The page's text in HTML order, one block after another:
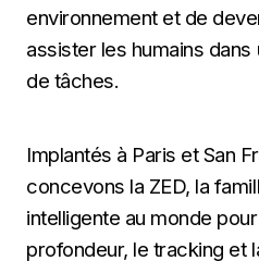
environnement et de
assister les humains
de tâches.
Implantés à Paris et San
concevons la ZED, la
intelligente au monde
profondeur, le tracking et